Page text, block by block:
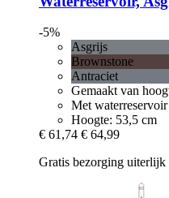
-5%
Asgrijs
Brownstone
Antraciet
Gemaakt van
Met waterreservoir
Hoogte: 53,5 cm
€ 61,74 € 64,99
Gratis bezorging uiterlijk